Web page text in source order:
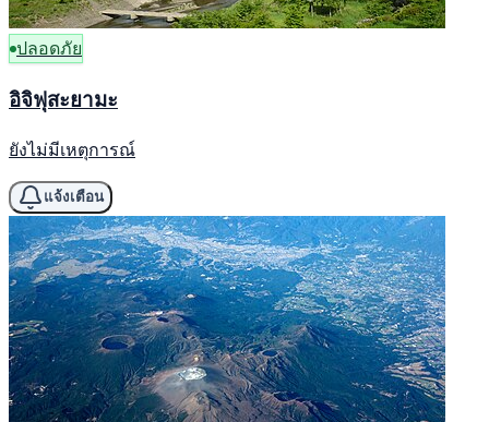
ปลอดภัย
อิจิฟุสะยามะ
ยังไม่มีเหตุการณ์
แจ้งเตือน